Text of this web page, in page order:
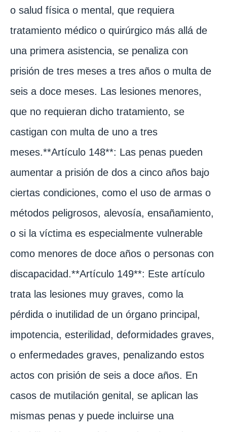
o salud física o mental, que requiera
tratamiento médico o quirúrgico más allá de
una primera asistencia, se penaliza con
prisión de tres meses a tres años o multa de
seis a doce meses. Las lesiones menores,
que no requieran dicho tratamiento, se
castigan con multa de uno a tres
meses.**Artículo 148**: Las penas pueden
aumentar a prisión de dos a cinco años bajo
ciertas condiciones, como el uso de armas o
métodos peligrosos, alevosía, ensañamiento,
o si la víctima es especialmente vulnerable
como menores de doce años o personas con
discapacidad.**Artículo 149**: Este artículo
trata las lesiones muy graves, como la
pérdida o inutilidad de un órgano principal,
impotencia, esterilidad, deformidades graves,
o enfermedades graves, penalizando estos
actos con prisión de seis a doce años. En
casos de mutilación genital, se aplican las
mismas penas y puede incluirse una